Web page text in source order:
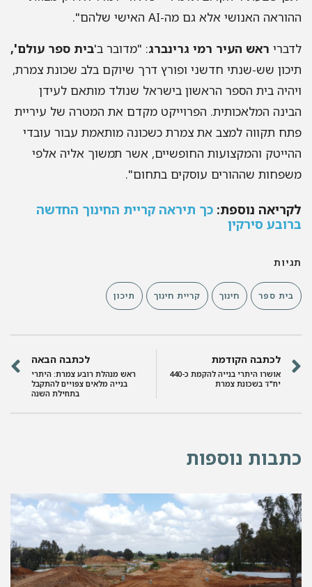
ההוראה האנושי אלא גם מה-AI האישי שלהם".
לדברי ראש העיר רמי גרינברג: "מדובר ב'בית ספר עולם',
תיכון שש-שנתי חדשני ופורץ דרך שיוקם בלב שכונת צמרת,
ויהיה בית הספר הראשון בישראל שנולד מותאם לעידן
הבינה המלאכותית. הפרוייקט מקדם את המטרה של עיריית
פתח תקווה למצב את צמרת כשכונה מותאמת עבור עובדי
ההייטק והמקצועות החופשיים, אשר תמשוך אליה אלפי
משפחות שההורים עוסקים בתחום".
לקריאה נוספת: כך תיראה קריית החינוך החדשה
ברובע סירקין
תגיות
בית ספר חינוך קריית חינוך תיכון
לכתבה הקודמת
אושרו היתרי בנייה להקמת כ-440
יח"ד בשכונת צמרת
לכתבה הבאה
ראש מנהלת רובע צמרת: היתרי
בנייה מלאים צפויים להתקבל
בתחילת השנה
כתבות נוספות